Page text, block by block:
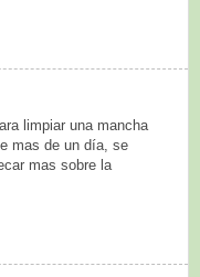
limpiar una mancha
mas de un día, se
mas sobre la